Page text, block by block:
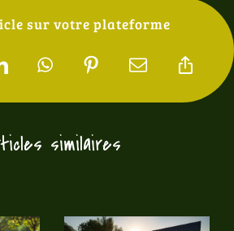
sur votre plateforme
similaires